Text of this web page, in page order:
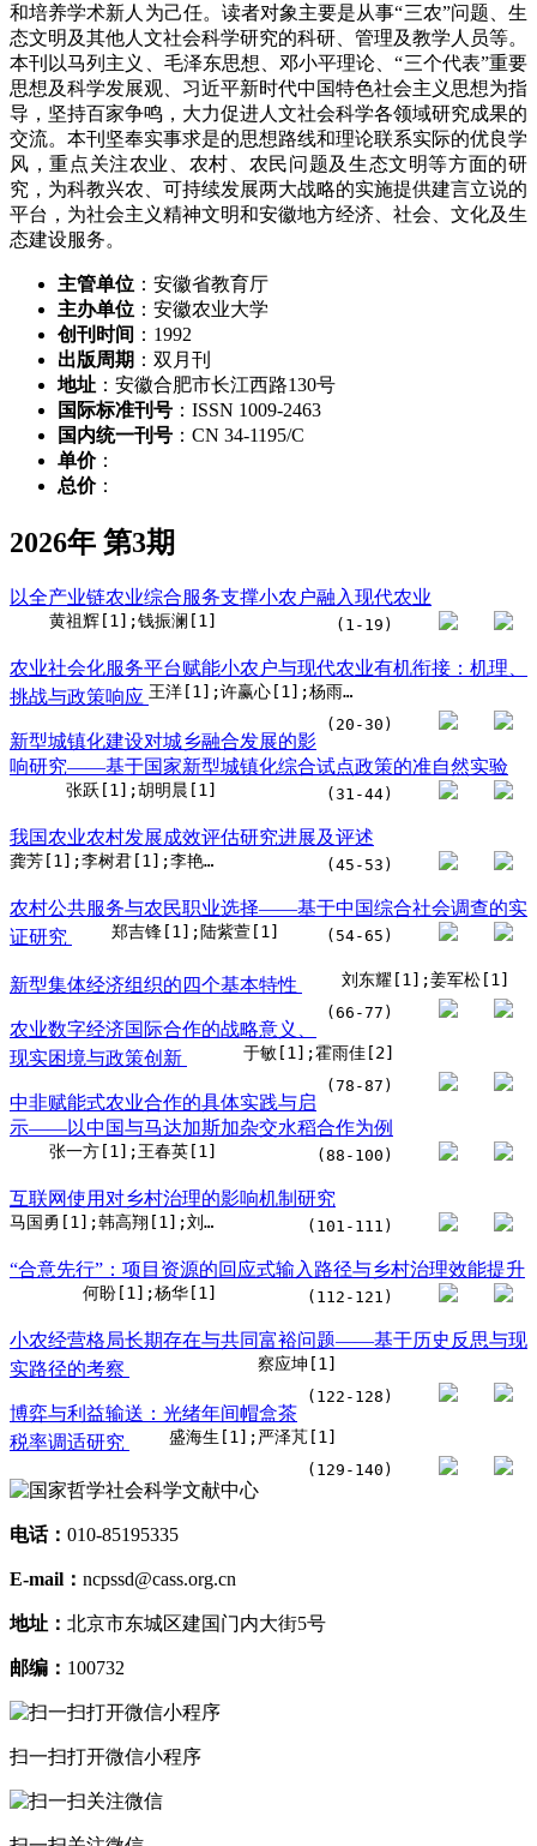
和培养学术新人为己任。读者对象主要是从事“三农”问题、生
态文明及其他人文社会科学研究的科研、管理及教学人员等。
本刊以马列主义、毛泽东思想、邓小平理论、“三个代表”重要
思想及科学发展观、习近平新时代中国特色社会主义思想为指
导，坚持百家争鸣，大力促进人文社会科学各领域研究成果的
交流。本刊坚奉实事求是的思想路线和理论联系实际的优良学
风，重点关注农业、农村、农民问题及生态文明等方面的研
究，为科教兴农、可持续发展两大战略的实施提供建言立说的
平台，为社会主义精神文明和安徽地方经济、社会、文化及生
态建设服务。
主管单位 ：安徽省教育厅
主办单位 ：安徽农业大学
创刊时间 ：1992
出版周期 ：双月刊
地址 ：安徽合肥市长江西路130号
国际标准刊号 ：ISSN 1009-2463
国内统一刊号 ：CN 34-1195/C
单价：
总价：
2026年 第3期
以全产业链农业综合服务支撑小农户融入现代农业
黄祖辉[1];钱振澜[1] (1-19)
农业社会化服务平台赋能小农户与现代农业有机衔接：机理、
挑战与政策响应
王洋[1];许赢心[1];杨雨淇[1]
(20-30)
新型城镇化建设对城乡融合发展的影
响研究——基于国家新型城镇化综合试点政策的准自然实验
张跃[1];胡明晨[1] (31-44)
我国农业农村发展成效评估研究进展及评述
龚芳[1];李树君[1];李艳姣[1];陈凡[1] (45-53)
农村公共服务与农民职业选择——基于中国综合社会调查的实
证研究
郑吉锋[1];陆紫萱[1] (54-65)
新型集体经济组织的四个基本特性 刘东耀[1];姜军松[1]
(66-77)
农业数字经济国际合作的战略意义、
现实困境与政策创新
于敏[1];霍雨佳[2]
(78-87)
中非赋能式农业合作的具体实践与启
示——以中国与马达加斯加杂交水稻合作为例
张一方[1];王春英[1] (88-100)
互联网使用对乡村治理的影响机制研究
马国勇[1];韩高翔[1];刘欣[1] (101-111)
“合意先行”：项目资源的回应式输入路径与乡村治理效能提升
何盼[1];杨华[1] (112-121)
小农经营格局长期存在与共同富裕问题——基于历史反思与现
实路径的考察
察应坤[1]
(122-128)
博弈与利益输送：光绪年间帽盒茶
税率调适研究
盛海生[1];严泽芃[1]
(129-140)
电话： 010-85195335
E-mail： ncpssd@cass.org.cn
地址： 北京市东城区建国门内大街5号
邮编： 100732
扫一扫打开微信小程序